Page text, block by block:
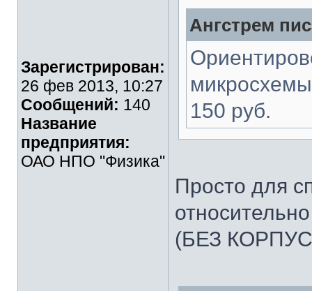
Зарегистрирован:
26 фев 2013, 10:27
Сообщений: 140
Название
предприятия:
ОАО НПО "Физика"
Ангстрем
150 руб.
Просто для
(БЕЗ